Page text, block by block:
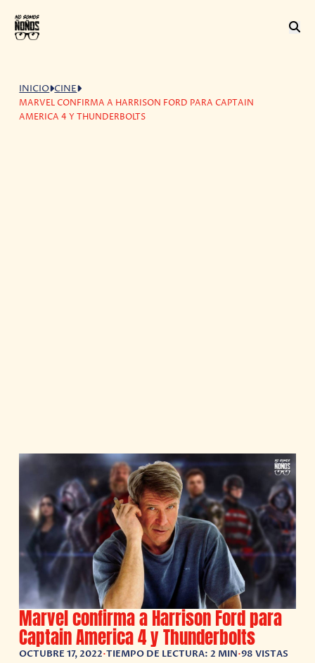
INICIO CINE
MARVEL CONFIRMA A HARRISON FORD PARA CAPTAIN
AMERICA 4 Y THUNDERBOLTS
Marvel confirma a Harrison Ford para
Captain America 4 y Thunderbolts
OCTUBRE 17, 2022•TIEMPO DE LECTURA: 2 MIN•98 VISTAS